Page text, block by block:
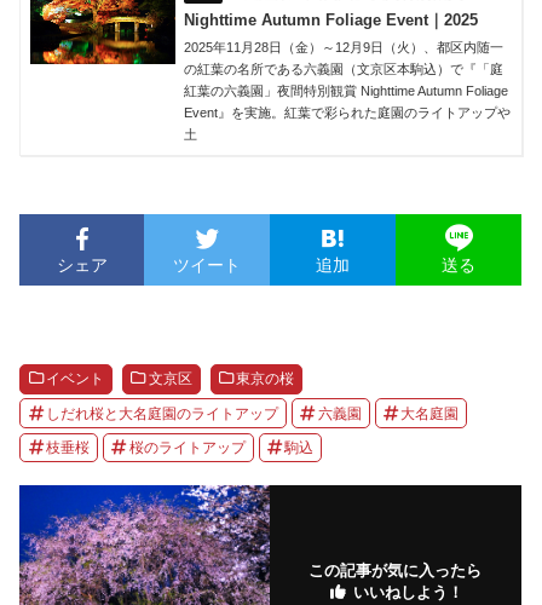
Nighttime Autumn Foliage Event｜2025
2025年11月28日（金）～12月9日（火）、都区内随一
の紅葉の名所である六義園（文京区本駒込）で『「庭
紅葉の六義園」夜間特別観賞 Nighttime Autumn Foliage
Event』を実施。紅葉で彩られた庭園のライトアップや
土
シェア ツイート 追加 送る
イベント 文京区 東京の桜
しだれ桜と大名庭園のライトアップ 六義園 大名庭園
枝垂桜 桜のライトアップ 駒込
この記事が気に入ったら
いいねしよう！